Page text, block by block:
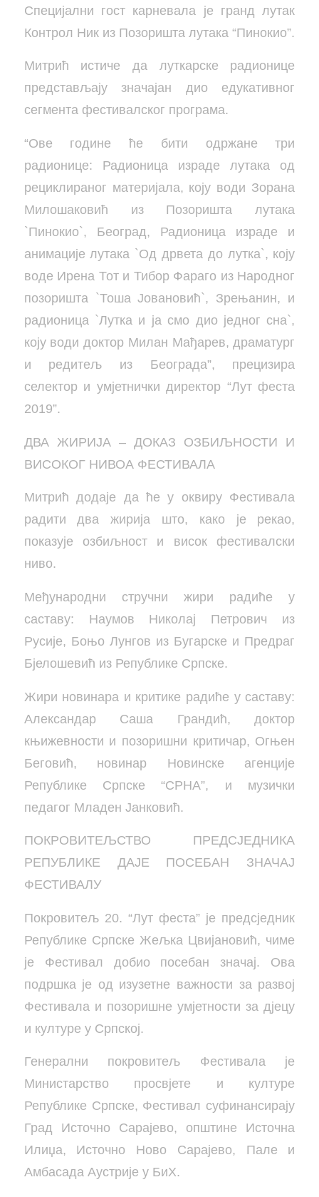
Специјални гост карневала је гранд лутак
Контрол Ник из Позоришта лутака “Пинокио”.
Митрић истиче да луткарске радионице
представљају значајан дио едукативног
сегмента фестивалског програма.
“Ове године ће бити одржане три
радионице: Радионица израде лутака од
рециклираног материјала, коју води Зорана
Милошаковић из Позоришта лутака
`Пинокио`, Београд, Радионица израде и
анимације лутака `Од дрвета до лутка`, коју
воде Ирена Тот и Тибор Фараго из Народног
позоришта `Тоша Јовановић`, Зрењанин, и
радионица `Лутка и ја смо дио једног сна`,
коју води доктор Милан Мађарев, драматург
и редитељ из Београда”, прецизира
селектор и умјетнички директор “Лут феста
2019”.
ДВА ЖИРИЈА – ДОКАЗ ОЗБИЉНОСТИ И
ВИСОКОГ НИВОА ФЕСТИВАЛА
Митрић додаје да ће у оквиру Фестивала
радити два жирија што, како је рекао,
показује озбиљност и висок фестивалски
ниво.
Међународни стручни жири радиће у
саставу: Наумов Николај Петрович из
Русије, Боњо Лунгов из Бугарске и Предраг
Бјелошевић из Републике Српске.
Жири новинара и критике радиће у саставу:
Александар Саша Грандић, доктор
књижевности и позоришни критичар, Огњен
Беговић, новинар Новинске агенције
Републике Српске “СРНА”, и музички
педагог Младен Јанковић.
ПОКРОВИТЕЉСТВО ПРЕДСЈЕДНИКА
РЕПУБЛИКЕ ДАЈЕ ПОСЕБАН ЗНАЧАЈ
ФЕСТИВАЛУ
Покровитељ 20. “Лут феста” је предсједник
Републике Српске Жељка Цвијановић, чиме
је Фестивал добио посебан значај. Ова
подршка је од изузетне важности за развој
Фестивала и позоришне умјетности за дјецу
и културе у Српској.
Генерални покровитељ Фестивала је
Министарство просвјете и културе
Републике Српске, Фестивал суфинансирају
Град Источно Сарајево, општине Источна
Илиџа, Источно Ново Сарајево, Пале и
Амбасада Аустрије у БиХ.